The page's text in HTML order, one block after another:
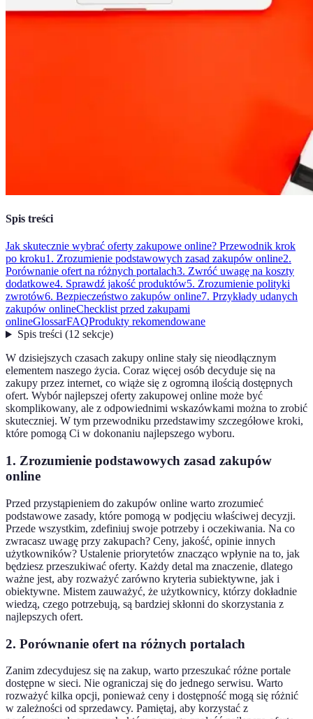
Spis treści
Jak skutecznie wybrać oferty zakupowe online? Przewodnik krok
po kroku1. Zrozumienie podstawowych zasad zakupów online2.
Porównanie ofert na różnych portalach3. Zwróć uwagę na koszty
dodatkowe4. Sprawdź jakość produktów5. Zrozumienie polityki
zwrotów6. Bezpieczeństwo zakupów online7. Przykłady udanych
zakupów onlineChecklist przed zakupami
onlineGlossarFAQProdukty rekomendowane
Spis treści(12 sekcje)
W dzisiejszych czasach zakupy online stały się nieodłącznym
elementem naszego życia. Coraz więcej osób decyduje się na
zakupy przez internet, co wiąże się z ogromną ilością dostępnych
ofert. Wybór najlepszej oferty zakupowej online może być
skomplikowany, ale z odpowiednimi wskazówkami można to zrobić
skuteczniej. W tym przewodniku przedstawimy szczegółowe kroki,
które pomogą Ci w dokonaniu najlepszego wyboru.
1. Zrozumienie podstawowych zasad zakupów
online
Przed przystąpieniem do zakupów online warto zrozumieć
podstawowe zasady, które pomogą w podjęciu właściwej decyzji.
Przede wszystkim, zdefiniuj swoje potrzeby i oczekiwania. Na co
zwracasz uwagę przy zakupach? Ceny, jakość, opinie innych
użytkowników? Ustalenie priorytetów znacząco wpłynie na to, jak
będziesz przeszukiwać oferty. Każdy detal ma znaczenie, dlatego
ważne jest, aby rozważyć zarówno kryteria subiektywne, jak i
obiektywne. Mistem zauważyć, że użytkownicy, którzy dokładnie
wiedzą, czego potrzebują, są bardziej skłonni do skorzystania z
najlepszych ofert.
2. Porównanie ofert na różnych portalach
Zanim zdecydujesz się na zakup, warto przeszukać różne portale
dostępne w sieci. Nie ograniczaj się do jednego serwisu. Warto
rozważyć kilka opcji, ponieważ ceny i dostępność mogą się różnić
w zależności od sprzedawcy. Pamiętaj, aby korzystać z